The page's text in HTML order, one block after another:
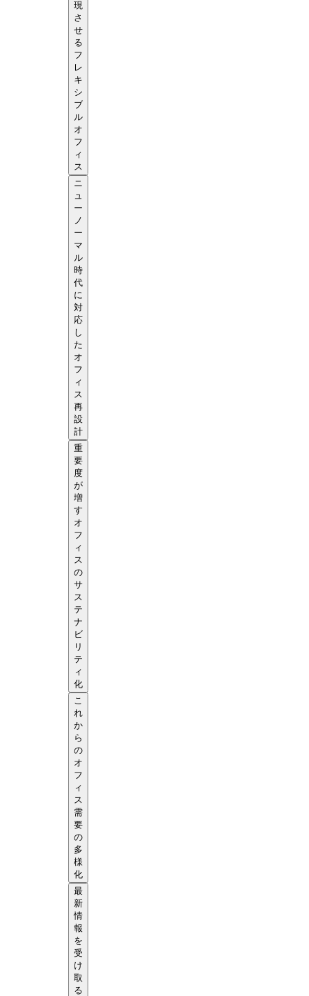
現
さ
せ
る
フ
レ
キ
シ
ブ
ル
オ
フ
ィ
ス
ニ
ュ
ー
ノ
ー
マ
ル
時
代
に
対
応
し
た
オ
フ
ィ
ス
再
設
計
重
要
度
が
増
す
オ
フ
ィ
ス
の
サ
ス
テ
ナ
ビ
リ
テ
ィ
化
こ
れ
か
ら
の
オ
フ
ィ
ス
需
要
の
多
様
化
最
新
情
報
を
受
け
取
る